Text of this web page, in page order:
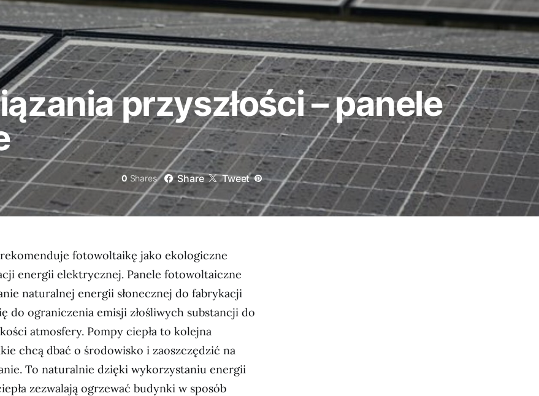
przyszłości – panele
0 Shares Share Tweet
fotowoltaikę jako ekologiczne
energii elektrycznej. Panele fotowoltaiczne
naturalnej energii słonecznej do fabrykacji
do ograniczenia emisji złośliwych substancji do
atmosfery. Pompy ciepła to kolejna
chcą dbać o środowisko i zaoszczędzić na
To naturalnie dzięki wykorzystaniu energii
zezwalają ogrzewać budynki w sposób